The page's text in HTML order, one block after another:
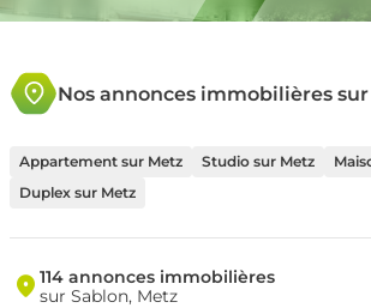
Nos annonces immobilières
Appartement sur Metz Studio sur Metz
Duplex sur Metz
114 annonces immobilières
sur Sablon, Metz